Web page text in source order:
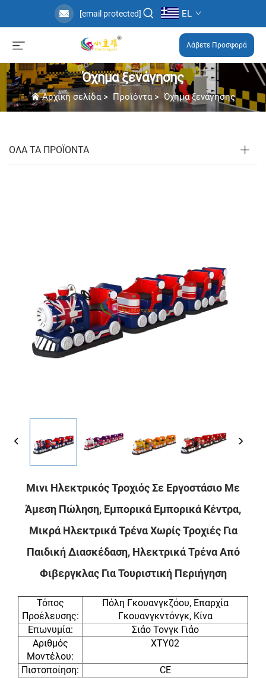
[email protected] EL
Λάβετε Προσφορά
Όχημα ξενάγησης
Αρχική σελίδα> Προϊόντα>Όχημα ξενάγησης
ΟΛΑ ΤΑ ΠΡΟΪΟΝΤΑ
Μινι Ηλεκτρικός Τροχιός Σε Εργοστάσιο Με
Άμεση Πώληση, Εμπορικά Εμπορικά Κέντρα,
Μικρά Ηλεκτρικά Τρένα Χωρίς Τροχιές Για
Παιδική Διασκέδαση, Ηλεκτρικά Τρένα Από
Φιβεργκλας Για Τουριστική Περιήγηση
Τόπος
Προέλευσης:
Πόλη Γκουανγκζόου, Επαρχία
Γκουανγκντόνγκ, Κίνα
Επωνυμία:
Σιάο Τονγκ Γιάο
Αριθμός
Μοντέλου:
XTY02
Πιστοποίηση: CE